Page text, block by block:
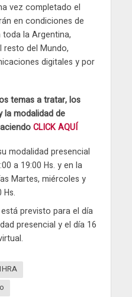
vez completado el
en condiciones de
la Argentina,
resto del Mundo,
digitales y por
temas a tratar, los
la modalidad de
CLICK AQUÍ
modalidad presencial
a 19:00 Hs. y en la
Martes, miércoles y
Hs.
previsto para el día
presencial y el día 16